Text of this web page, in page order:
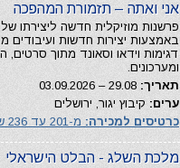
אני ואתה – תזמורת המהפכה
פרשנות מוזיקלית חדשה ליצירתו של
באמצעות יצירות חדשות ועיבודים
דגימות וידאו וסאונד מתוך סרטים,
ומערכונים.
תאריך:
ערים: קיבוץ יגור, ירושלים
כרטיסים למכירה: מ-201 עד 236 ש״ח
מלכת השלג - הבלט הישראלי